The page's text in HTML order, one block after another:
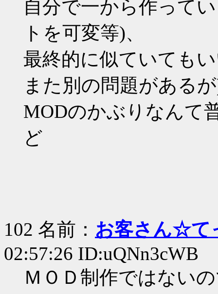
自分で一から作って
トを可変等)、
最終的に似ていても
また別の問題がある
MODのかぶりなんて
ど
102 名前： お客さん☆て
02:57:26 ID:uQNn3cWB
ＭＯＤ制作ではない